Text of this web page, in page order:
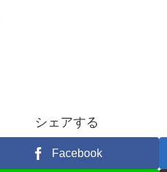
シェアする
Facebook